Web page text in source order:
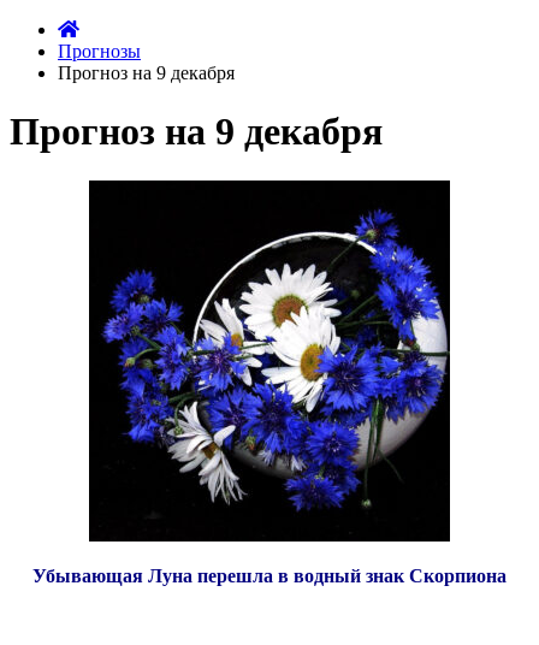
Прогнозы
Прогноз на 9 декабря
Прогноз на 9 декабря
Убывающая Луна перешла в водный знак Скорпиона